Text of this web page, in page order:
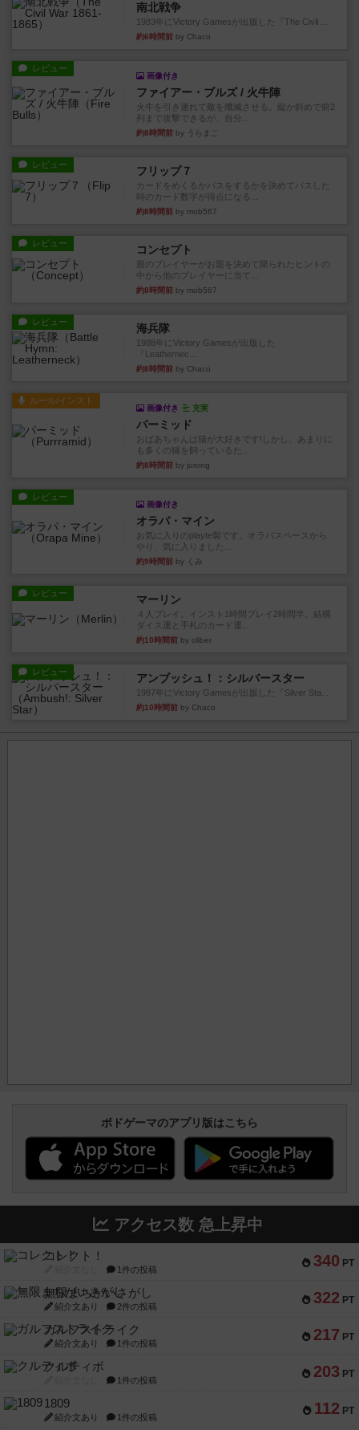
南北戦争
1983年にVictory Gamesが出版した『The Civil ...
約6時間前 by Chaco
レビュー
画像付き
ファイアー・ブルズ / 火牛陣
火牛を引き連れて敵を殲滅させる。縦か斜めで前2
列まで攻撃できるが、自分...
約8時間前 by うらまこ
レビュー フリップ７
カードをめくるかパスをするかを決めてパスした
時のカード数字が得点になる...
約8時間前 by mob567
レビュー コンセプト
親のプレイヤーがお題を決めて限られたヒントの
中から他のプレイヤーに当て...
約8時間前 by mob567
レビュー 海兵隊
1988年にVictory Gamesが出版した
『Leathernec...
約8時間前 by Chaco
ルール/インスト
画像付き 充実
パーミッド
おばあちゃんは猫が大好きです!しかし、あまりに
も多くの猫を飼っているた...
約8時間前 by jurong
レビュー
画像付き
オラパ・マイン
お気に入りのplayte製です。オラパスペースから
やり、気に入りました...
約9時間前 by くみ
レビュー マーリン
４人プレイ。インスト1時間プレイ2時間半。結構
ダイス運と手札のカード運...
約10時間前 by oliber
レビュー アンブッシュ！：シルバースター
1987年にVictory Gamesが出版した『Silver Sta...
約10時間前 by Chaco
ボドゲーマのアプリ版はこちら
アクセス数 急上昇中
340 PT
コレクト！
1件の投稿
322 PT
無限まちがいさがし
紹介文あり 2件の投稿
217 PT
ガルフストライク
紹介文あり 1件の投稿
203 PT
クルティボ
1件の投稿
112 PT
1809
紹介文あり 1件の投稿